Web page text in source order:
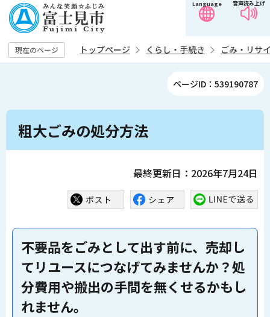
の
ペ
ー
す
音声読み上げ
Language
現在のページ トップページ くらし・手続き ごみ・リサ
ページID：539190787
本
粗大ごみの処分方法
最終更新日：2026年7月24日
不要品をごみとして出す前に、売却し
てリユースにつなげてみませんか？処
分費用や搬出の手間を無くせるかもし
れません。